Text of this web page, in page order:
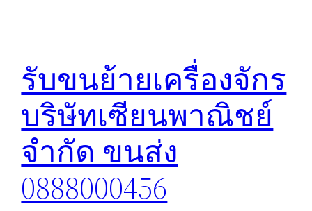
รับขนย้ายเครื่องจักร
บริษัทเซียนพาณิชย์
จำกัด ขนส่ง
0888000456